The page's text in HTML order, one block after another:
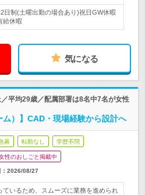
日制(土曜出勤の場合あり)祝日GW休暇
給休暇
気になる
平均29歳／配属部署は8名中7名が女性
ム）】CAD・現場経験から設計へ
募 転勤なし 学歴不問
性のおしごと掲載中
2026/08/27
ているため、スムーズに業務を進められ